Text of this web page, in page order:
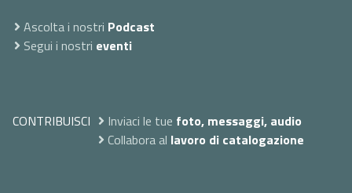
Ascolta i nostri Podcast
Segui i nostri eventi
CONTRIBUISCI Inviaci le tue foto, messaggi, audio
Collabora al lavoro di catalogazione